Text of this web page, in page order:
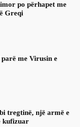
po përhapet me
Greqi
me Virusin e
tregtinë, një armë e
kufizuar